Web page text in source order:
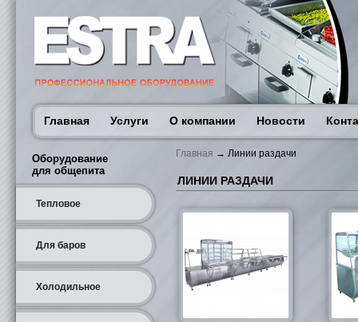
Главная Услуги О компании Новости
Оборудование
для общепита
Тепловое
Для баров
Холодильное
Главная → Линии раздачи
ЛИНИИ РАЗДАЧИ